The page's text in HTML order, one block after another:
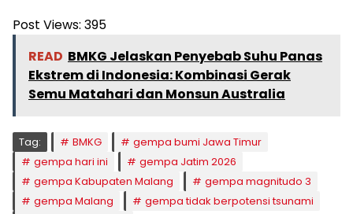
Post Views: 395
READ BMKG Jelaskan Penyebab Suhu Panas
Ekstrem di Indonesia: Kombinasi Gerak
Semu Matahari dan Monsun Australia
Tag: BMKG
gempa bumi Jawa Timur
gempa hari ini
gempa Jatim 2026
gempa Kabupaten Malang
gempa magnitudo 3
gempa Malang
gempa tidak berpotensi tsunami